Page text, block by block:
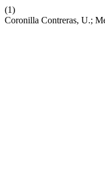
(1)
Coronilla Contreras, U.;